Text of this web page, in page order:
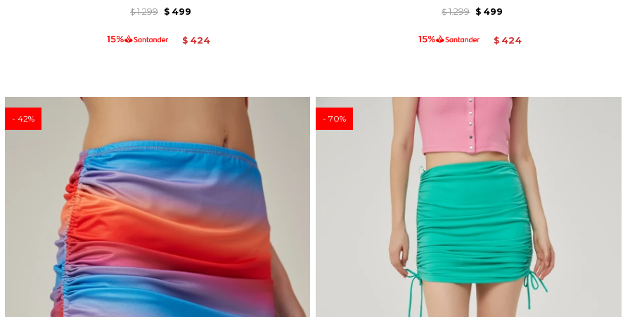
$ 1.299 $ 499
$ 424
$ 1.299 $ 499
$ 424
42 70